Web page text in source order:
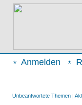
Anmelden
Unbeantwortete Themen |